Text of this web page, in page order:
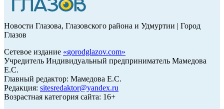
Новости Глазова, Глазовского района и Удмуртии | Город
Глазов
Сетевое издание «gorodglazov.com»
Учредитель Индивидуальный предприниматель Мамедова
Е.С.
Главный редактор: Мамедова Е.С.
Редакция: sitesredaktor@yandex.ru
Возрастная категория сайта: 16+